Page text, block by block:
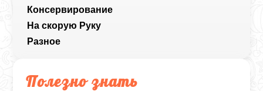
Консервирование
На скорую Руку
Разное
Полезно знать